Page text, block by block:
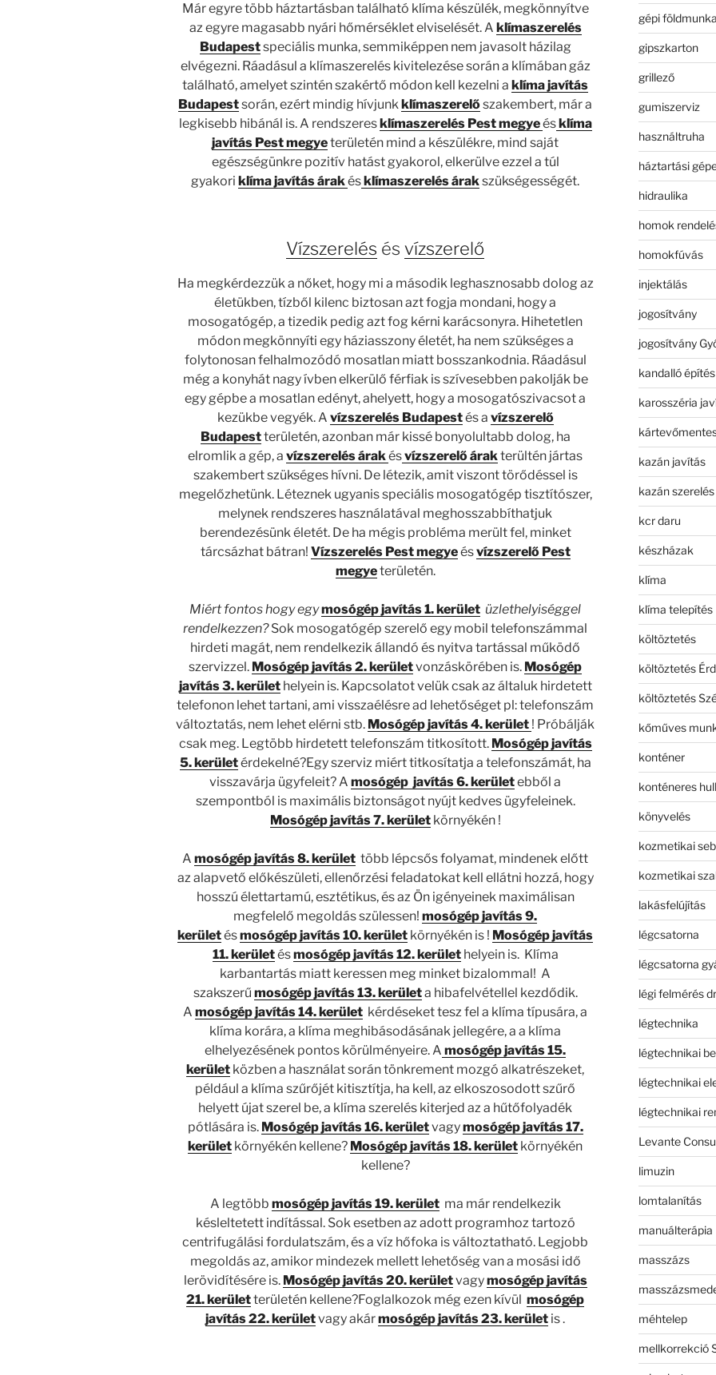
Már egyre több háztartásban található klíma készülék, megkönnyítve
az egyre magasabb nyári hőmérséklet elviselését. A klímaszerelés
Budapestspeciális munka, semmiképpen nem javasolt házilag
elvégezni. Ráadásul a klímaszerelés kivitelezése során a klímában gáz
található, amelyet szintén szakértő módon kell kezelni a klíma javítás
Budapestsorán, ezért mindig hívjunk klímaszerelőszakembert, már a
legkisebb hibánál is. A rendszeres klímaszerelés Pest megyeésklíma
javítás Pest megyeterületén mind a készülékre, mind saját
egészségünkre pozitív hatást gyakorol, elkerülve ezzel a túl
gyakori klíma javítás árakés klímaszerelés árakszükségességét.
Vízszerelés ésvízszerelő
Ha megkérdezzük a nőket, hogy mi a második leghasznosabb dolog az
életükben, tízből kilenc biztosan azt fogja mondani, hogy a
mosogatógép, a tizedik pedig azt fog kérni karácsonyra. Hihetetlen
módon megkönnyíti egy háziasszony életét, ha nem szükséges a
folytonosan felhalmozódó mosatlan miatt bosszankodnia. Ráadásul
még a konyhát nagy ívben elkerülő férfiak is szívesebben pakolják be
egy gépbe a mosatlan edényt, ahelyett, hogy a mosogatószivacsot a
kezükbe vegyék. A vízszerelés Budapestés a vízszerelő
Budapestterületén, azonban már kissé bonyolultabb dolog, ha
elromlik a gép, avízszerelés árakésvízszerelő árak terültén jártas
szakembert szükséges hívni. De létezik, amit viszont törődéssel is
megelőzhetünk. Léteznek ugyanis speciális mosogatógép tisztítószer,
melynek rendszeres használatával meghosszabbíthatjuk
berendezésünk életét. De ha mégis probléma merült fel, minket
tárcsázhat bátran! Vízszerelés Pest megyeésvízszerelő Pest
megyeterületén.
Miért fontos hogy egymosógép javítás 1. kerület üzlethelyiséggel
rendelkezzen?Sok mosogatógép szerelő egy mobil telefonszámmal
hirdeti magát, nem rendelkezik állandó és nyitva tartással működő
szervizzel. Mosógép javítás 2. kerületvonzáskörében is. Mosógép
javítás 3. kerülethelyein is. Kapcsolatot velük csak az általuk hirdetett
telefonon lehet tartani, ami visszaélésre ad lehetőséget pl: telefonszám
változtatás, nem lehet elérni stb. Mosógép javítás 4. kerület ! Próbálják
csak meg. Legtöbb hirdetett telefonszám titkosított. Mosógép javítás
5. kerületérdekelné?Egy szerviz miért titkosítatja a telefonszámát, ha
visszavárja ügyfeleit? Amosógép javítás 6. kerületebből a
szempontból is maximális biztonságot nyújt kedves ügyfeleinek.
Mosógép javítás 7. kerületkörnyékén !
Amosógép javítás 8. kerület több lépcsős folyamat, mindenek előtt
az alapvető előkészületi, ellenőrzési feladatokat kell ellátni hozzá, hogy
hosszú élettartamú, esztétikus, és az Ön igényeinek maximálisan
megfelelő megoldás szülessen!mosógép javítás 9.
kerületésmosógép javítás 10. kerület környékén is ! Mosógép javítás
11. kerületésmosógép javítás 12. kerülethelyein is. Klíma
karbantartás miatt keressen meg minket bizalommal! A
szakszerű mosógép javítás 13. kerületa hibafelvétellel kezdődik.
Amosógép javítás 14. kerület kérdéseket tesz fel a klíma típusára, a
klíma korára, a klíma meghibásodásának jellegére, a a klíma
elhelyezésének pontos körülményeire. A mosógép javítás 15.
kerület közben a használat során tönkrement mozgó alkatrészeket,
például a klíma szűrőjét kitisztítja, ha kell, az elkoszosodott szűrő
helyett újat szerel be, a klíma szerelés kiterjed az a hűtőfolyadék
pótlására is. Mosógép javítás 16. kerületvagymosógép javítás 17.
kerület környékén kellene? Mosógép javítás 18. kerület környékén
kellene?
A legtöbb mosógép javítás 19. kerület ma már rendelkezik
késleltetett indítással. Sok esetben az adott programhoz tartozó
centrifugálási fordulatszám, és a víz hőfoka is változtatható. Legjobb
megoldás az, amikor mindezek mellett lehetőség van a mosási idő
lerövidítésére is. Mosógép javítás 20. kerületvagymosógép javítás
21. kerületterületén kellene?Foglalkozok még ezen kívülmosógép
javítás 22. kerületvagy akármosógép javítás 23. kerület is .
gépi
gipszkarton
grillező
gumiszerviz
használtruha
háztartási
hidraulika
homok
homokfúvás
injektálás
jogosítvány
jogosítvány
kandalló építés
karosszéria
kazán javítás
kazán szerelés
kcr daru
készházak
klíma
klíma telepítés
költöztetés
költöztetés Érd
költöztetés
kőműves
konténer
konténeres
könyvelés
kozmetikai
kozmetikai
lakásfelújítás
légcsatorna
légcsatorna
légi felmérés
légtechnika
légtechnikai
légtechnikai
légtechnikai
Levante
limuzin
lomtalanítás
manuálterápia
masszázs
méhtelep
mellkorrekció